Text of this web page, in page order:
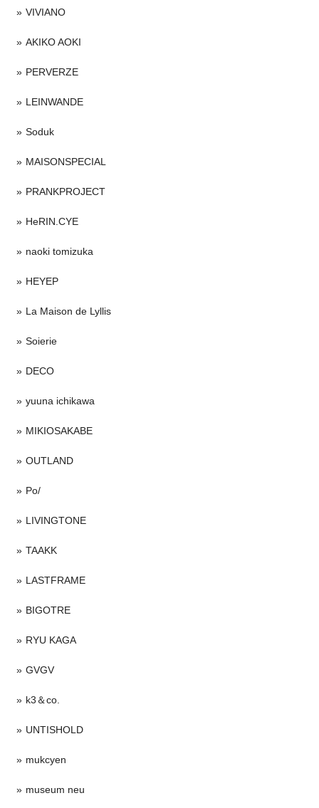
VIVIANO
AKIKO AOKI
PERVERZE
LEINWANDE
Soduk
MAISONSPECIAL
PRANKPROJECT
HeRIN.CYE
naoki tomizuka
HEYEP
La Maison de Lyllis
Soierie
DECO
yuuna ichikawa
MIKIOSAKABE
OUTLAND
Po/
LIVINGTONE
TAAKK
LASTFRAME
BIGOTRE
RYU KAGA
GVGV
k3＆co.
UNTISHOLD
mukcyen
museum neu